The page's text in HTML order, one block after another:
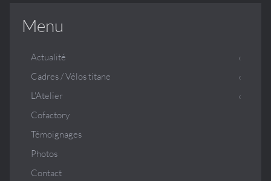
Menu
Actualité
Cadres / Vélos titane
L'Atelier
Cofactory
Témoignages
Photos
Contact